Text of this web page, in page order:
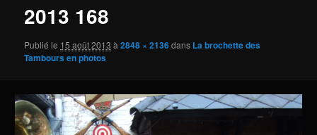
2013 168
Publié le 15 août 2013 à2848 × 2136dans La brochette des
Tambours en photos